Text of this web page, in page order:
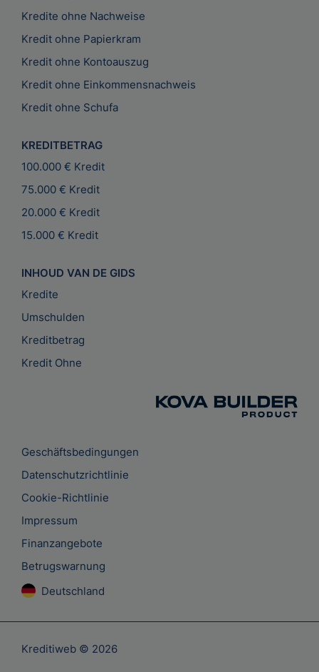
Kredite ohne Nachweise
Kredit ohne Papierkram
Kredit ohne Kontoauszug
Kredit ohne Einkommensnachweis
Kredit ohne Schufa
KREDITBETRAG
100.000 € Kredit
75.000 € Kredit
20.000 € Kredit
15.000 € Kredit
INHOUD VAN DE GIDS
Kredite
Umschulden
Kreditbetrag
Kredit Ohne
Geschäftsbedingungen
Datenschutzrichtlinie
Cookie-Richtlinie
Impressum
Finanzangebote
Betrugswarnung
Deutschland
Kreditiweb © 2026